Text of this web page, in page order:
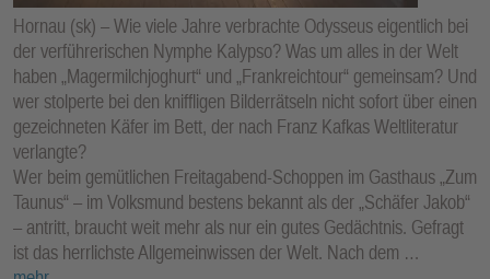
Hornau (sk) – Wie viele Jahre verbrachte Odysseus eigentlich bei
der verführerischen Nymphe Kalypso? Was um alles in der Welt
haben „Magermilchjoghurt“ und „Frankreichtour“ gemeinsam? Und
wer stolperte bei den kniffligen Bilderrätseln nicht sofort über einen
gezeichneten Käfer im Bett, der nach Franz Kafkas Weltliteratur
verlangte?
Wer beim gemütlichen Freitagabend-Schoppen im Gasthaus „Zum
Taunus“ – im Volksmund bestens bekannt als der „Schäfer Jakob“
– antritt, braucht weit mehr als nur ein gutes Gedächtnis. Gefragt
ist das herrlichste Allgemeinwissen der Welt. Nach dem …